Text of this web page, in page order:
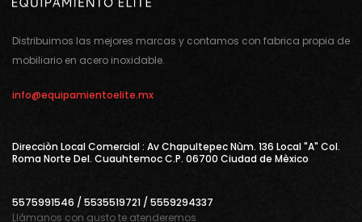
Distribuimos las mejores marcas y contamos con fabrica propia de
mobiliario en acero inoxidable.
info@equipamientoelite.mx
Direcciòn Local Comercial : Av Chapultepec Nùm. 136 Local "A" Col.
Roma Norte Del. Cuauhtemoc C.P. 06700 Ciudad de Mèxico
5575991546 / 5535519721 / 5559294337
Llámanos con gusto te atenderemos